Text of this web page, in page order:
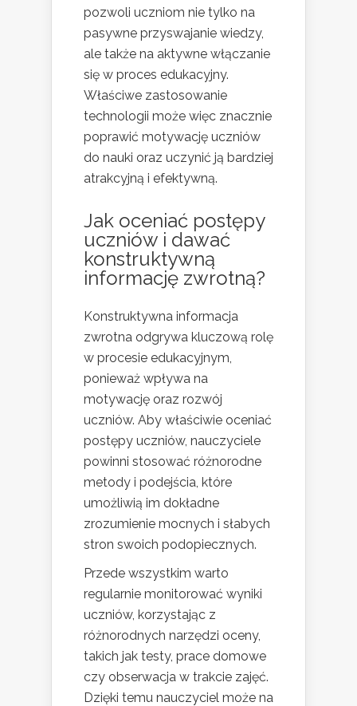
pozwoli uczniom nie tylko na
pasywne przyswajanie wiedzy,
ale także na aktywne włączanie
się w proces edukacyjny.
Właściwe zastosowanie
technologii może więc znacznie
poprawić motywację uczniów
do nauki oraz uczynić ją bardziej
atrakcyjną i efektywną.
Jak oceniać postępy
uczniów i dawać
konstruktywną
informację zwrotną?
Konstruktywna informacja
zwrotna odgrywa kluczową rolę
w procesie edukacyjnym,
ponieważ wpływa na
motywację oraz rozwój
uczniów. Aby właściwie oceniać
postępy uczniów, nauczyciele
powinni stosować różnorodne
metody i podejścia, które
umożliwią im dokładne
zrozumienie mocnych i słabych
stron swoich podopiecznych.
Przede wszystkim warto
regularnie monitorować wyniki
uczniów, korzystając z
różnorodnych narzędzi oceny,
takich jak testy, prace domowe
czy obserwacja w trakcie zajęć.
Dzięki temu nauczyciel może na